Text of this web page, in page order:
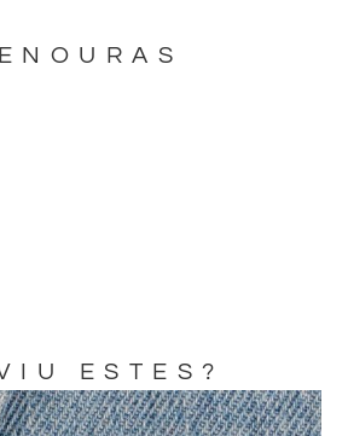
ESTES?